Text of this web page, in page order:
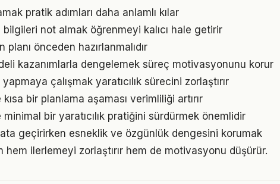
pratik adımları daha anlamlı kılar
bilgileri not almak öğrenmeyi kalıcı hale getirir
önceden hazırlanmalıdır
kazanımlarla dengelemek süreç motivasyonunu korur
çalışmak yaratıcılık sürecini zorlaştırır
bir planlama aşaması verimliliği artırır
bir yaratıcılık pratiğini sürdürmek önemlidir
geçirirken esneklik ve özgünlük dengesini korumak
hem ilerlemeyi zorlaştırır hem de motivasyonu düşürür.